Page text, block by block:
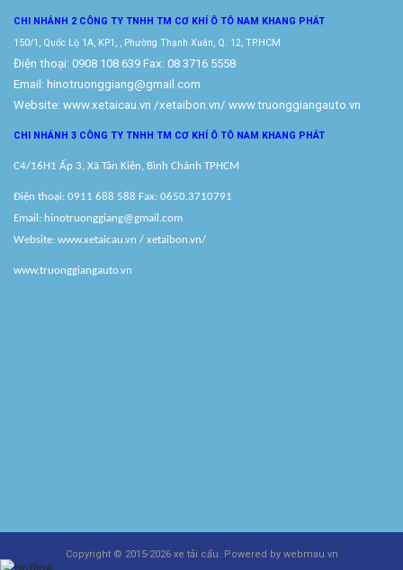
CHI NHÁNH 2 CÔNG TY TNHH TM CƠ KHÍ Ô TÔ NAM KHANG PHÁT
150/1, Quốc Lộ 1A, KP1, , Phường Thạnh Xuân, Q. 12, TP.HCM
Điện thoại: 0908 108 639 Fax: 08 3716 5558
Email: hinotruonggiang@gmail.com
Website: www.xetaicau.vn /xetaibon.vn/ www.truonggiangauto.vn
CHI NHÁNH 3 CÔNG TY TNHH TM CƠ KHÍ Ô TÔ NAM KHANG PHÁT
C4/16H1 Ấp 3, Xã Tân Kiên, Bình Chánh TPHCM
Điện thoại: 0911 688 588 Fax: 0650.3710791
Email: hinotruonggiang@gmail.com
Website: www.xetaicau.vn / xetaibon.vn/
www.truonggiangauto.vn
Copyright © 2015-2026 xe tải cẩu. Powered by webmau.vn